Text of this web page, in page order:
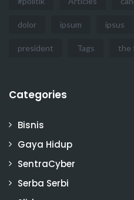
dolor ipsum ipsus
president Tags the
Categories
Bisnis
Gaya Hidup
SentraCyber
Serba Serbi